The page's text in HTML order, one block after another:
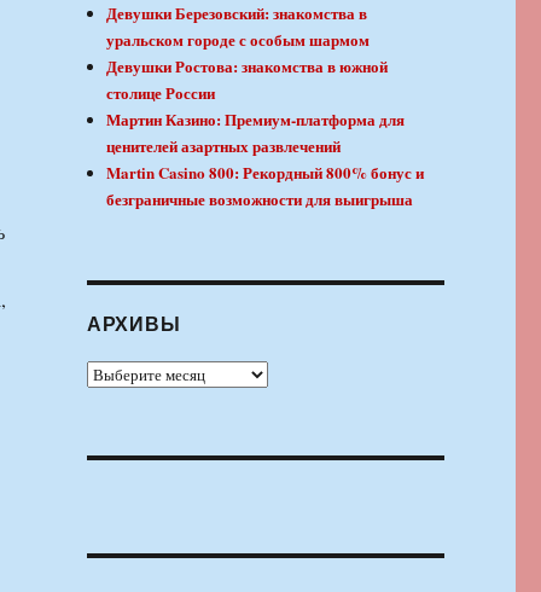
Девушки Березовский: знакомства в
уральском городе с особым шармом
Девушки Ростова: знакомства в южной
столице России
Мартин Казино: Премиум-платформа для
ценителей азартных развлечений
Martin Casino 800: Рекордный 800% бонус и
безграничные возможности для выигрыша
АРХИВЫ
Архивы